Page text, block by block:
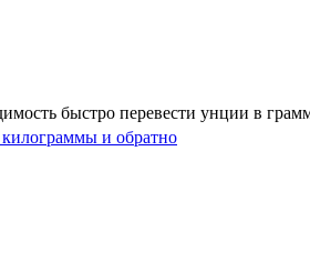
быстро перевести унции в
и обратно